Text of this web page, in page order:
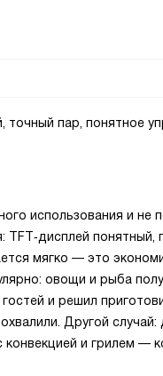
пар, понятное
использования и не
TFT‑дисплей
мягко — это
овощи и рыба
и решил
Другой
и грилем —